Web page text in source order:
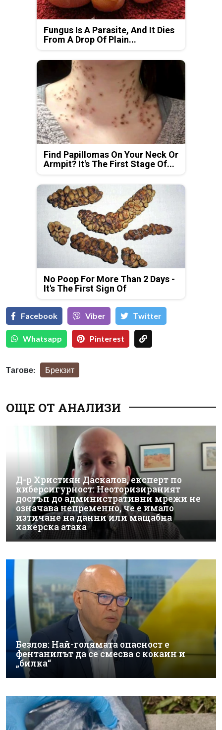
Fungus Is A Parasite, And It Dies
From A Drop Of Plain...
Find Papillomas On Your Neck Or
Armpit? It's The First Stage Of...
No Poop For More Than 2 Days -
It's The First Sign Of
Facebook Viber Тwitter
Whatsapp Pinterest
Тагове: Брекзит
ОЩЕ ОТ АНАЛИЗИ
Д-р Християн Даскалов, експерт по
киберсигурност: Неоторизираният
достъп до административни мрежи не
означава непременно, че е имало
изтичане на данни или мащабна
хакерска атака
Безлов: Най-голямата опасност е
фентанилът да се смесва с кокаин и
„билка“